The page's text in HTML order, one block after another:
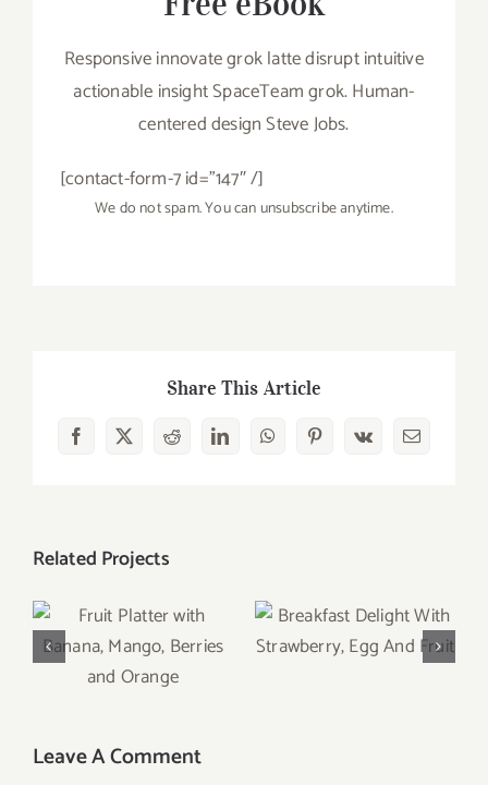
Responsive innovate grok latte disrupt intuitive
actionable insight SpaceTeam grok. Human-
centered design Steve Jobs.
[contact-form-7 id=”147″ /]
We do not spam. You can unsubscribe anytime.
Share This Article
Facebook
X RedditLinkedInWhatsAppPinterest
Vk Email
Related Projects
Fruit Platter with
Banana, Mango,
Berries and
Breakfast Delight
With Strawberry,
Leave A Comment